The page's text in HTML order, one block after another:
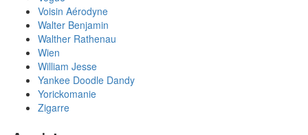
Voisin Aérodyne
Walter Benjamin
Walther Rathenau
Wien
William Jesse
Yankee Doodle Dandy
Yorickomanie
Zigarre